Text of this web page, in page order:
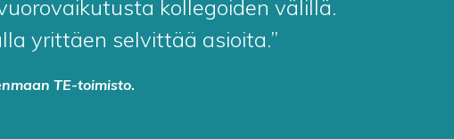
kollegoiden välillä.
yrittäen selvittää asioita.”
TE-toimisto.